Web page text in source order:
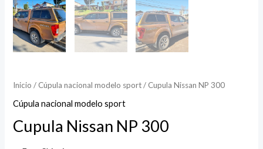
Inicio / Cúpula nacional modelo sport/ Cupula Nissan NP 300
Cúpula nacional modelo sport
Cupula Nissan NP 300